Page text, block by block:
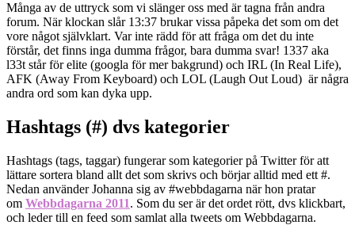
Många av de uttryck som vi slänger oss med är tagna från andra
forum. När klockan slår 13:37 brukar vissa påpeka det som om det
vore något självklart. Var inte rädd för att fråga om det du inte
förstår, det finns inga dumma frågor, bara dumma svar! 1337 aka
l33t står för elite (googla för mer bakgrund) och IRL (In Real Life),
AFK (Away From Keyboard) och LOL (Laugh Out Loud) är några
andra ord som kan dyka upp.
Hashtags (#) dvs kategorier
Hashtags (tags, taggar) fungerar som kategorier på Twitter för att
lättare sortera bland allt det som skrivs och börjar alltid med ett #.
Nedan använder Johanna sig av #webbdagarna när hon pratar
om Webbdagarna 2011. Som du ser är det ordet rött, dvs klickbart,
och leder till en feed som samlat alla tweets om Webbdagarna.